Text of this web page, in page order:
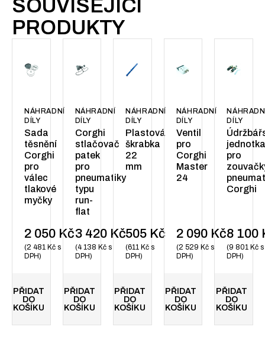
SOUVISEJÍCÍ
PRODUKTY
NÁHRADNÍ
DÍLY
Sada
těsnění
Corghi
pro
válec
tlakové
myčky
2 050 Kč
2 481 Kč s
DPH
PŘIDAT
DO
KOŠÍKU
NÁHRADNÍ
DÍLY
Corghi
stlačovač
patek
pro
pneumatiky
typu
run-
flat
3 420 Kč
4 138 Kčs
DPH
PŘIDAT
DO
KOŠÍKU
NÁHRADNÍ
DÍLY
Plastová
škrabka
22
mm
505 Kč
611Kč s
DPH
PŘIDAT
DO
KOŠÍKU
NÁHRADNÍ
DÍLY
Ventil
pro
Corghi
Master
24
2 090 Kč
2 529 Kčs
DPH
PŘIDAT
DO
KOŠÍKU
DÍLY
pro
Corghi
8 100
9 801Kč s
DPH
PŘIDAT
DO
KOŠÍKU